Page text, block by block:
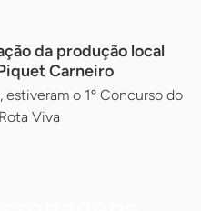
da produção local
Carneiro
o 1º Concurso do
Viva